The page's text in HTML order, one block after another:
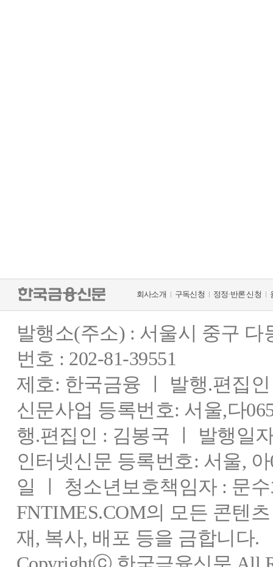
회사소개 구독신청 정정·반론 신청
발행소(주소) : 서울시 중구
번호 : 202-81-39551
제호: 한국금융 ㅣ 발행.편집
신문사업 등록번호: 서울,다
행.편집인 : 김봉국 ㅣ 발행일
인터넷신문 등록번호: 서울,
일 ㅣ 청소년보호책임자 : 문
FNTIMES.COM의 모든 콘텐
재, 복사, 배포 등을 금합니다.